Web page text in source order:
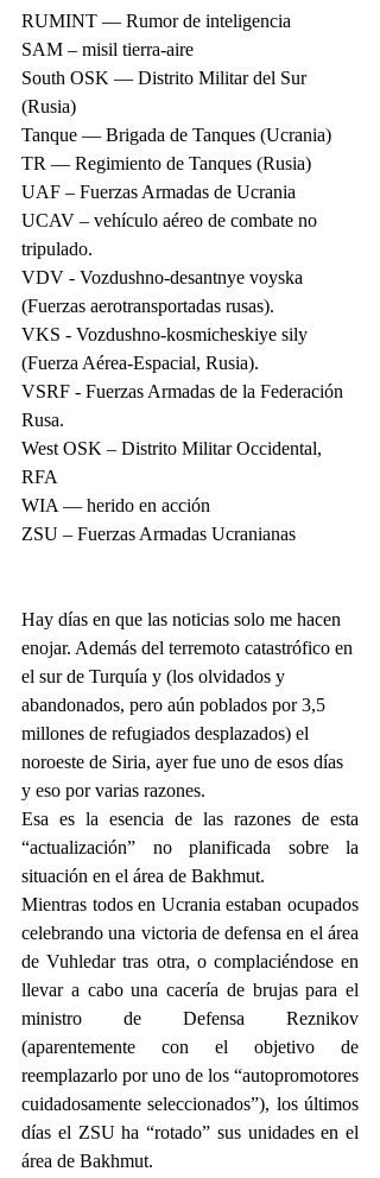
RUMINT — Rumor de inteligencia
SAM – misil tierra-aire
South OSK — Distrito Militar del Sur
(Rusia)
Tanque — Brigada de Tanques (Ucrania)
TR — Regimiento de Tanques (Rusia)
UAF – Fuerzas Armadas de Ucrania
UCAV – vehículo aéreo de combate no
tripulado.
VDV - Vozdushno-desantnye voyska
(Fuerzas aerotransportadas rusas).
VKS - Vozdushno-kosmicheskiye sily
(Fuerza Aérea-Espacial, Rusia).
VSRF - Fuerzas Armadas de la Federación
Rusa.
West OSK – Distrito Militar Occidental,
RFA
WIA — herido en acción
ZSU – Fuerzas Armadas Ucranianas
Hay días en que las noticias solo me hacen
enojar. Además del terremoto catastrófico en
el sur de Turquía y (los olvidados y
abandonados, pero aún poblados por 3,5
millones de refugiados desplazados) el
noroeste de Siria, ayer fue uno de esos días
y eso por varias razones.
Esa es la esencia de las razones de esta
“actualización” no planificada sobre la
situación en el área de Bakhmut.
Mientras todos en Ucrania estaban ocupados
celebrando una victoria de defensa en el área
de Vuhledar tras otra, o complaciéndose en
llevar a cabo una cacería de brujas para el
ministro de Defensa Reznikov
(aparentemente con el objetivo de
reemplazarlo por uno de los “autopromotores
cuidadosamente seleccionados”), los últimos
días el ZSU ha “rotado” sus unidades en el
área de Bakhmut.